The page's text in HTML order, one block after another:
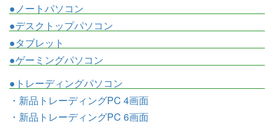
●ノートパソコン
●デスクトップパソコン
●タブレット
●ゲーミングパソコン
●トレーディングパソコン
・新品トレーディングPC 4画面
・新品トレーディングPC 6画面